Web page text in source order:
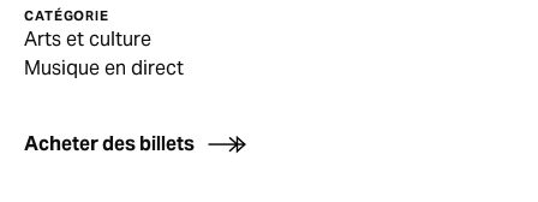
CATÉGORIE
Arts et culture
Musique en direct
Acheter des billets